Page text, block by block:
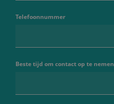
Telefoonnummer
Beste tijd om contact op te nemen